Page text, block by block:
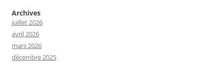
Archives
juillet 2026
avril 2026
mars 2026
décembre 2025